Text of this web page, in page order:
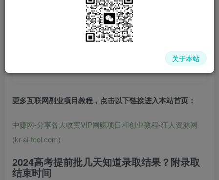
更多互联网副业项目教程，点击以下链接进入本站首页 ：
中赚网-分享各大收费VIP网赚项目和创业教程-狂人资源网
(kr-ai-tool.com)
2024高考提前批几天知道录取结果？附录取
结束时间
关于本站